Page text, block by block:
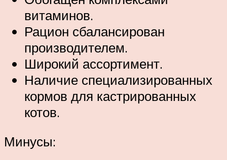
витаминов.
Рацион сбалансирован
производителем.
Широкий ассортимент.
Наличие специализированных
кормов для кастрированных
котов.
Минусы: